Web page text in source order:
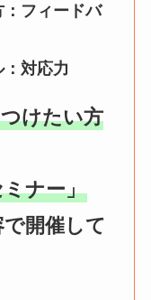
フィードバ
対応力
けたい方
ナー」
開催して